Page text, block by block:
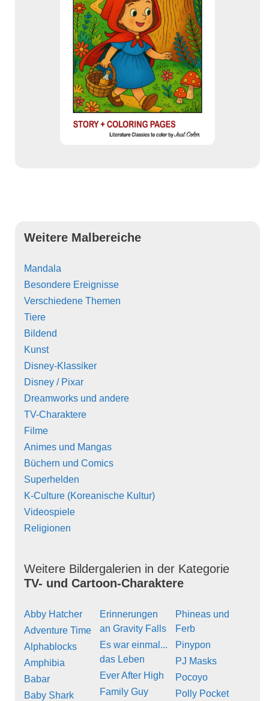
Weitere Malbereiche
Mandala
Besondere Ereignisse
Verschiedene Themen
Tiere
Bildend
Kunst
Disney-Klassiker
Disney / Pixar
Dreamworks und andere
TV-Charaktere
Filme
Animes und Mangas
Büchern und Comics
Superhelden
K-Culture (Koreanische Kultur)
Videospiele
Religionen
Weitere Bildergalerien in der Kategorie
TV- und Cartoon-Charaktere
Abby Hatcher
Adventure Time
Alphablocks
Amphibia
Babar
Baby Shark
Erinnerungen
an Gravity Falls
Es war einmal...
das Leben
Ever After High
Family Guy
Phineas und
Ferb
Pinypon
PJ Masks
Pocoyo
Polly Pocket